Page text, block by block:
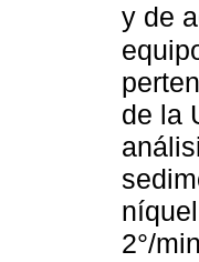
y de
de la
2°/